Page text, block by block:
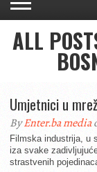
ALL
Umjetnici u
ByEnter.ba media
Filmska industrija, u
iza svake
strastvenih